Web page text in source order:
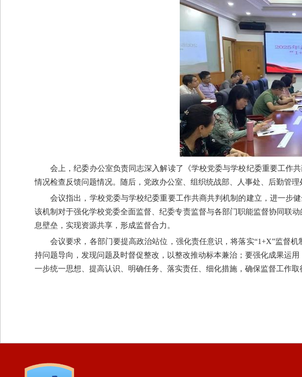
会上，纪委办公室负责同志深入解读了《学校党委与学校纪委重要工作
情况检查反馈问题情况。随后，党政办公室、组织统战部、人事处、后勤管
会议指出，学校党委与学校纪委重要工作共商共判机制的建立，进一步
该机制对于强化学校党委全面监督、纪委专责监督与各部门职能监督协同联
息壁垒，实现资源共享，形成监督合力。
会议要求，各部门要提高政治站位，强化责任意识，将落实“1+X”监督
持问题导向，发现问题及时督促整改， 以整改推动标本兼治 ；要强化成果运
一步统一思想、提高认识、明确任务、落实责任、细化措施，确保监督工作